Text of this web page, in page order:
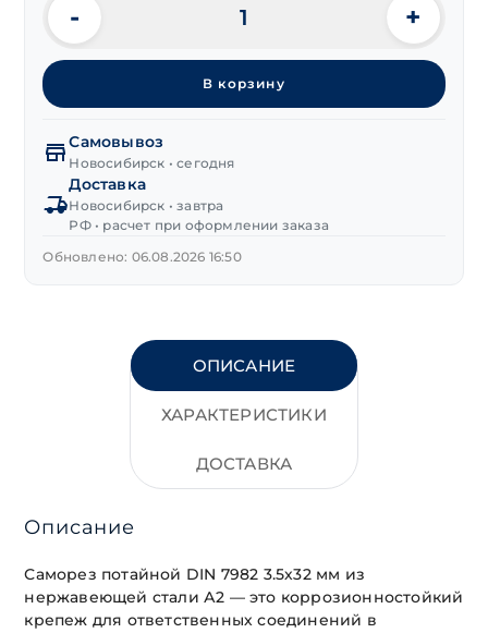
Количество
товара
Саморезы
DIN 7982
острые
нерж.сталь
3,5х32 мм
- +
В корзину
Самовывоз
Новосибирск • сегодня
Доставка
Новосибирск • завтра
РФ • расчет при оформлении заказа
Обновлено: 06.08.2026 16:50
ОПИСАНИЕ
ХАРАКТЕРИСТИКИ
ДОСТАВКА
Описание
Саморез потайной DIN 7982 3.5х32 мм из
нержавеющей стали А2 — это коррозионностойкий
крепеж для ответственных соединений в